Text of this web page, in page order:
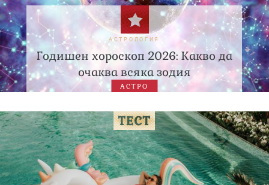
АСТРОЛОГИЯ
Годишен хороскоп 2026: Какво да
очаква всяка зодия
АСТРО